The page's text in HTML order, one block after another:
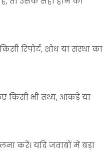
रिपोर्ट, शोध या संस्था का
किसी भी तथ्य, आंकड़े या
करें। यदि जवाबों में बड़ा